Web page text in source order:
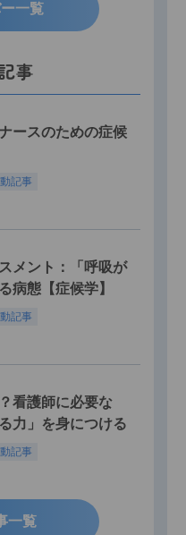
一覧
事
ースのための症候
記事
メント：「呼吸が
病態【症候学】
記事
看護師に必要な
力」を身につける
記事
一覧